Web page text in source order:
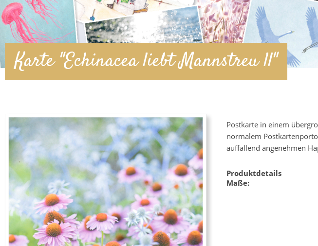
Karte "Echinacea liebt Mannstreu ll"
Postkarte in einem
normalem
auffallend angenehmen
Produktdetails
Maße: